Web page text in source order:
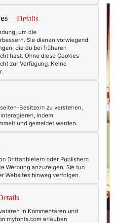
Details
um die
Sie dienen vorwiegend
die du bei früheren
hast. Ohne diese Cookies
zur Verfügung. Keine
Besitzern zu verstehen,
indem
und gemeldet werden.
Drittanbietern oder Publishern
Werbung anzuzeigen. Sie tun
Websites hinweg verfolgen.
in Kommentaren und
myfonts.com erlauben